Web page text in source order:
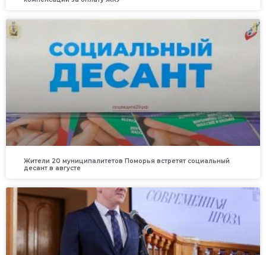
Жители 20 муниципалитетов Поморья встретят социальный
десант в августе